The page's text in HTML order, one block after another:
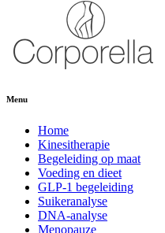
Menu
Home
Kinesitherapie
Begeleiding op maat
Voeding en dieet
GLP-1 begeleiding
Suikeranalyse
DNA-analyse
Menopauze